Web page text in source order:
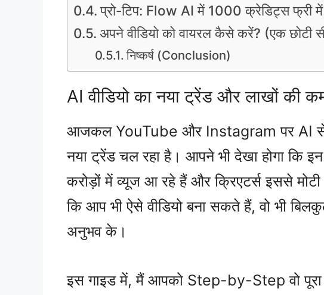
प्रो-टिप: Flow AI में 1000 क्रेडिट्स फ्री
अपने वीडियो को वायरल कैसे करें? (एक छोटी
निष्कर्ष (Conclusion)
AI वीडियो का नया ट्रेंड और लाखों की
आजकल YouTube और Instagram पर AI से
नया ट्रेंड चल रहा है। आपने भी देखा होगा कि इन
करोड़ों में व्यूज आ रहे हैं और क्रिएटर्स इससे
कि आप भी ऐसे वीडियो बना सकते हैं, वो भी
अनुभव के।
इस गाइड में, मैं आपको Step-by-Step वो